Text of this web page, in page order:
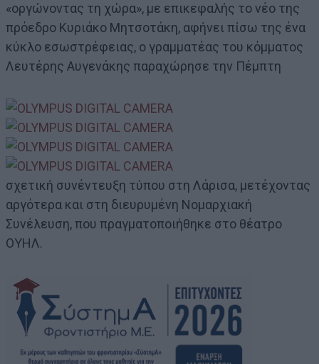
«οργώνοντας τη χώρα», με επικεφαλής το νέο της
πρόεδρο Κυριάκο Μητσοτάκη, αφήνει πίσω της ένα
κύκλο εσωστρέφειας, ο γραμματέας του κόμματος
Λευτέρης Αυγενάκης παραχώρησε την Πέμπτη
σχετική συνέντευξη τύπου στη Λάρισα, μετέχοντας
αργότερα και στη διευρυμένη Νομαρχιακή
Συνέλευση, που πραγματοποιήθηκε στο θέατρο
ΟΥΗΛ.